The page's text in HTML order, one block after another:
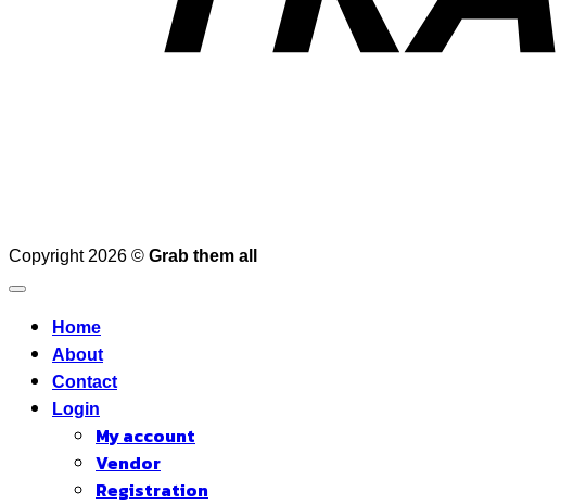
Copyright 2026 © Grab them all
Home
About
Contact
Login
My account
Vendor
Registration